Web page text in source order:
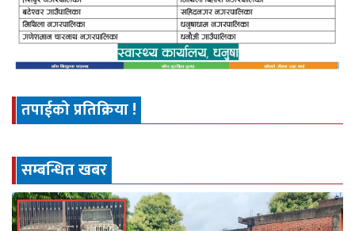
तपाईको प्रतिक्रिया !
सम्बन्धित खबर